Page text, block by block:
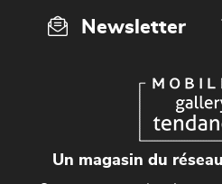
Newsletter
Un magasin du